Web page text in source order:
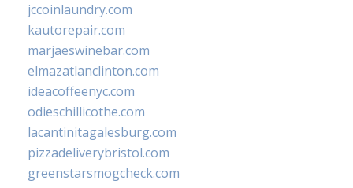
jccoinlaundry.com
kautorepair.com
marjaeswinebar.com
elmazatlanclinton.com
ideacoffeenyc.com
odieschillicothe.com
lacantinitagalesburg.com
pizzadeliverybristol.com
greenstarsmogcheck.com